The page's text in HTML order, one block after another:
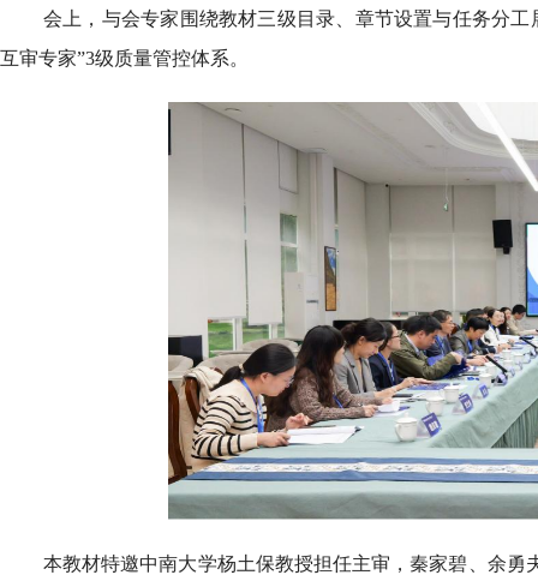
会上，与会专家围绕教材三级目录、章节设置与任务分
互审专家”3级质量管控体系。
本教材特邀中南大学杨土保教授担任主审，秦家碧、余勇